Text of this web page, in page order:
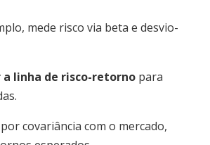
mede risco via beta e desvio-
linha de risco-retorno para
covariância com o mercado,